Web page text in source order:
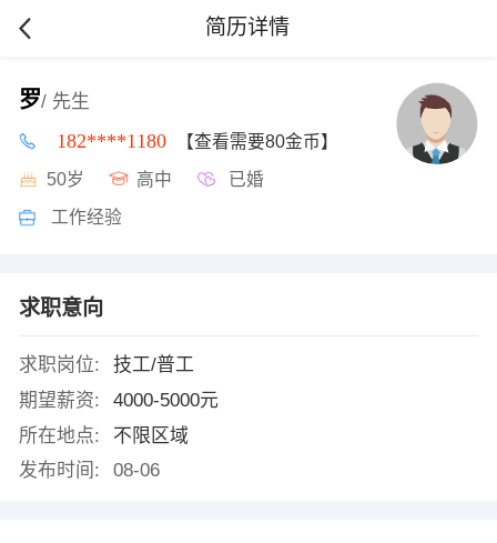
简历详情
罗/ 先生
182****1180 【查看需要80金币】
50岁 高中 已婚
工作经验
求职意向
求职岗位:
技工/普工
期望薪资:
4000-5000元
所在地点:
不限区域
发布时间:
08-06